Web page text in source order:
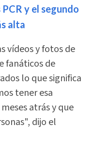
y el segundo
alta
vídeos y fotos de
fanáticos de
lo que significa
tener esa
atrás y que
dijo el